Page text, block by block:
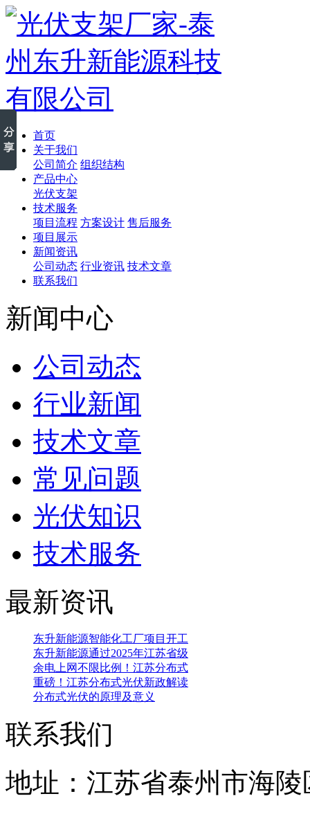
首页
关于我们
公司简介 组织结构
产品中心
光伏支架
技术服务
项目流程 方案设计 售后服务
项目展示
新闻资讯
公司动态 行业资讯 技术文章
联系我们
新闻中心
公司动态
行业新闻
技术文章
常见问题
光伏知识
技术服务
最新资讯
东升新能源智能化工厂项目开工
东升新能源通过2025年江苏省级
余电上网不限比例！江苏分布式
重磅！江苏分布式光伏新政解读
分布式光伏的原理及意义
联系我们
地址：江苏省泰州市海